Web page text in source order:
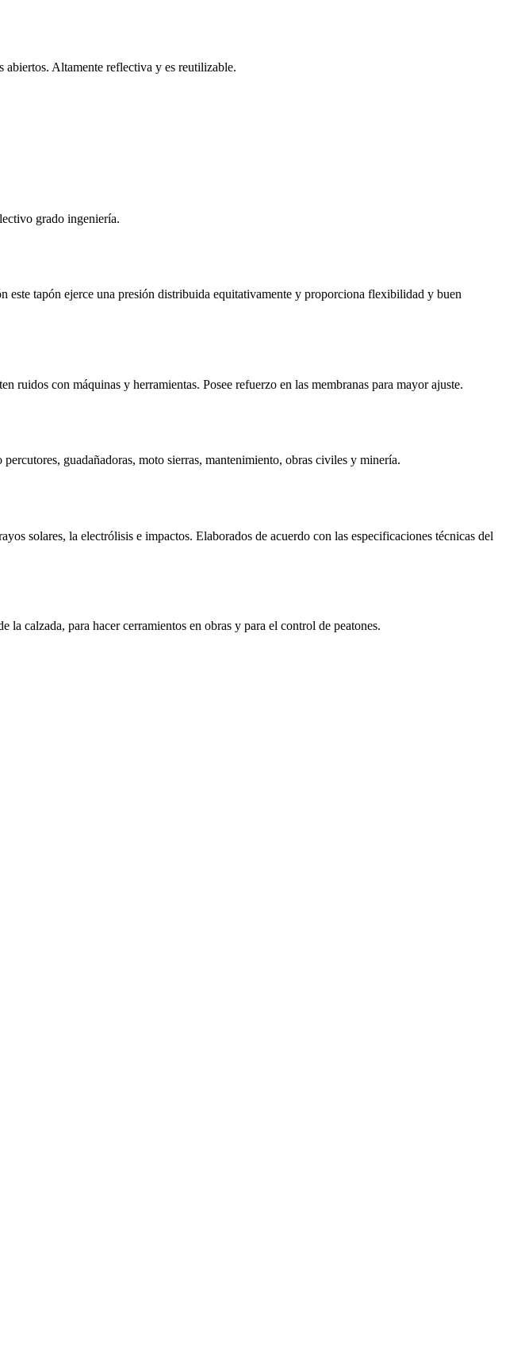
abiertos. Altamente reflectiva y es reutilizable.
grado ingeniería.
tapón ejerce una presión distribuida equitativamente y proporciona flexibilidad y buen
ruidos con máquinas y herramientas. Posee refuerzo en las membranas para mayor ajuste.
guadañadoras, moto sierras, mantenimiento, obras civiles y minería.
solares, la electrólisis e impactos. Elaborados de acuerdo con las especificaciones técnicas del
calzada, para hacer cerramientos en obras y para el control de peatones.